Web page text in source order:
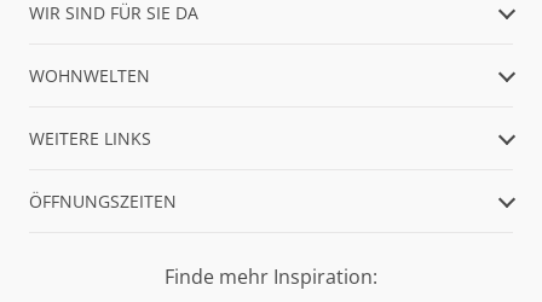
WIR SIND FÜR SIE DA
WOHNWELTEN
WEITERE LINKS
ÖFFNUNGSZEITEN
Finde mehr Inspiration: